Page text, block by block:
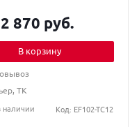
2 870 руб.
В корзину
ТК
наличии
Код: EF102-TC12